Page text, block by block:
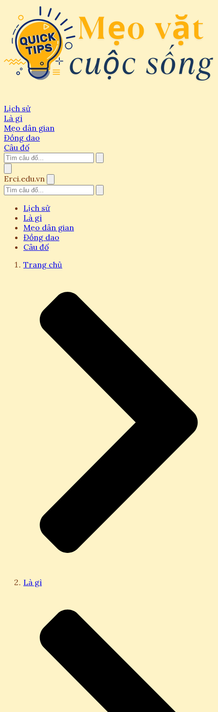
Lịch sử
Là gì
Mẹo dân gian
Đồng dao
Câu đố
Erci.edu.vn
Lịch sử
Là gì
Mẹo dân gian
Đồng dao
Câu đố
Trang chủ
Là gì